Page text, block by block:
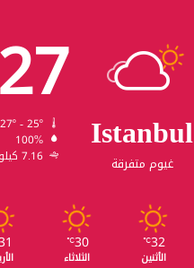
Istanbul
غيوم متفرقة
27
100%
7.16 كيلومتر/ساعة
32
℃
الأثنين
30
℃
الثلاثاء